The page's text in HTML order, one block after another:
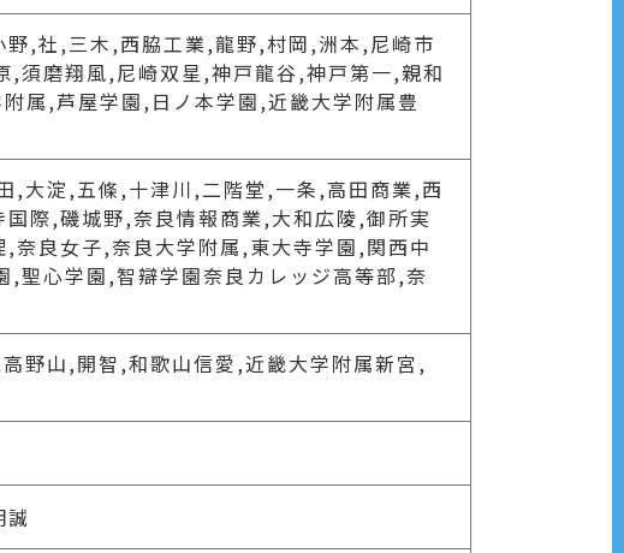
,社,三木,西脇工業,龍野,村岡,洲本,尼崎市
須磨翔風,尼崎双星,神戸龍谷,神戸第一,親和
属,芦屋学園,日ノ本学園,近畿大学附属豊
,大淀,五條,十津川,二階堂,一条,高田商業,西
際,磯城野,奈良情報商業,大和広陵,御所実
良女子,奈良大学附属,東大寺学園,関西中
聖心学園,智辯学園奈良カレッジ高等部,奈
野山,開智,和歌山信愛,近畿大学附属新宮,
誠